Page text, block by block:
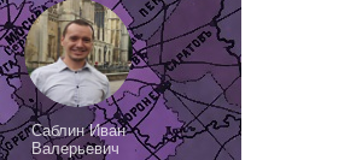
Саблин Иван
Валерьевич